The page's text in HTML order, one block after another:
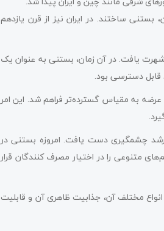
ساختند. در ایران نیز از قرن یازدهم
و در قرن 16 میلادی، در ایتالیا بیشتر شهرت یافت. در آن زمان، بستنی به عنوان یک
دسترسی بود.
توزیع و عرضه به مقیاس گسترده‌تر فراهم شد. این امر
و رشد چشمگیری دست یافت. امروزه بستنی در
متنوعی را در اختیار مصرف کنندگان قرار
مختلف آن، جذابیت ظاهری آن و قابلیت